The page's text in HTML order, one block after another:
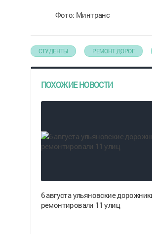
Фото: Минтранс
СТУДЕНТЫ РЕМОНТ ДОРОГ
ПОХОЖИЕ НОВОСТИ
6 августа ульяновские
ремонтировали 11 улиц